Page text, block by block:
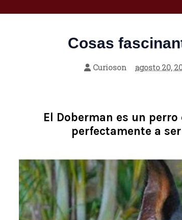
Cosas
Curioson agosto 20,
El Doberman es un
perfectamente a